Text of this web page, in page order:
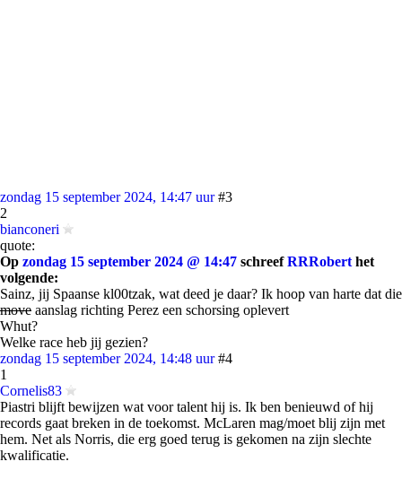
zondag 15 september 2024, 14:47 uur #3
2
bianconeri
quote:
Op zondag 15 september 2024 @ 14:47 schreefRRRobert het
volgende:
Sainz, jij Spaanse kl00tzak, wat deed je daar? Ik hoop van harte dat die
move aanslag richting Perez een schorsing oplevert
Whut?
Welke race heb jij gezien?
zondag 15 september 2024, 14:48 uur #4
1
Cornelis83
Piastri blijft bewijzen wat voor talent hij is. Ik ben benieuwd of hij
records gaat breken in de toekomst. McLaren mag/moet blij zijn met
hem. Net als Norris, die erg goed terug is gekomen na zijn slechte
kwalificatie.